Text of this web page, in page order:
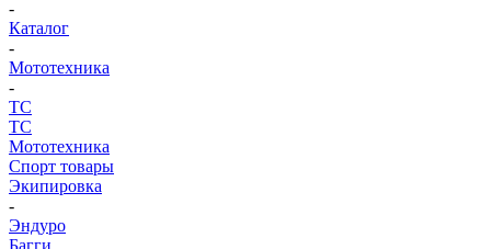
-
Каталог
-
Мототехника
-
ТС
ТС
Мототехника
Спорт товары
Экипировка
-
Эндуро